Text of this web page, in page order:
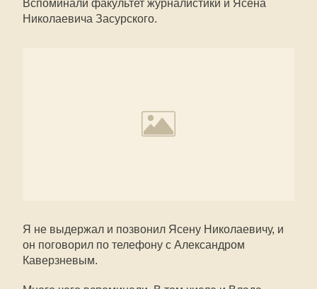
Вспоминали факультет журналистики и Ясена
Николаевича Засурского.
Я не выдержал и позвонил Ясену Николаевичу, и
он поговорил по телефону с Александром
Каверзневым.